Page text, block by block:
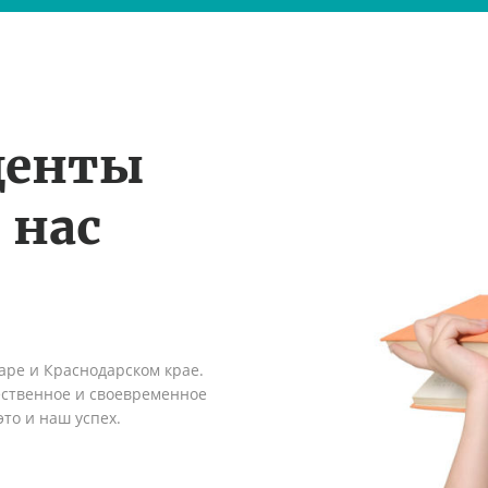
и Краснодарском крае.
и своевременное
и наш успех.